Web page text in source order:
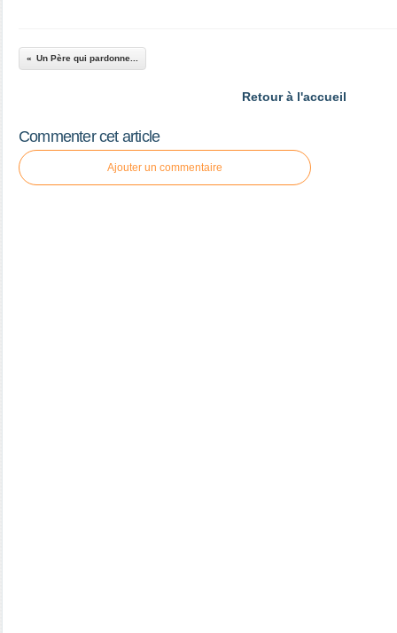
Un Père qui pardonne...
Retour à l'accueil
Commenter cet article
Ajouter un commentaire